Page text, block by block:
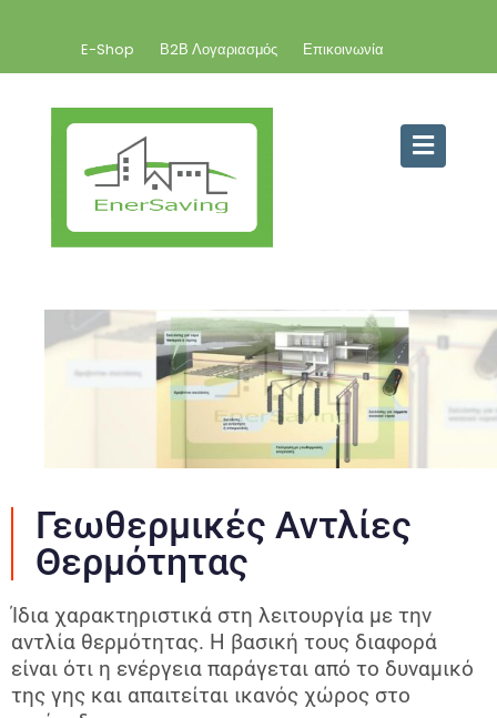
E-Shop Β2Β Λογαριασμός Επικοινωνία
Γεωθερμικές Αντλίες
Θερμότητας
Ίδια χαρακτηριστικά στη λειτουργία με την
αντλία θερμότητας. Η βασική τους διαφορά
είναι ότι η ενέργεια παράγεται από το δυναμικό
της γης και απαιτείται ικανός χώρος στο